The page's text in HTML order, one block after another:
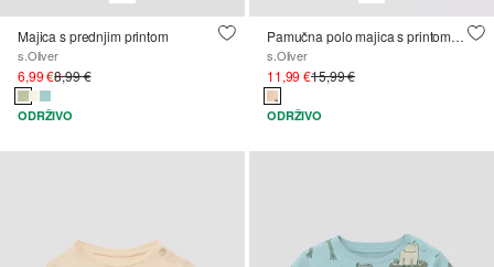
Majica s prednjim printom
s.Oliver
6,99 €8,99 €
ODRŽIVO
Pamučna polo majica s printom po cijeloj površini
s.Oliver
11,99 €15,99 €
ODRŽIVO